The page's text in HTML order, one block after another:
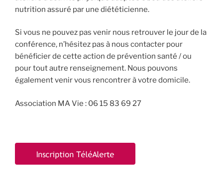
nutrition assuré par une diététicienne.
Si vous ne pouvez pas venir nous retrouver le jour de la
conférence, n’hésitez pas à nous contacter pour
bénéficier de cette action de prévention santé / ou
pour tout autre renseignement. Nous pouvons
également venir vous rencontrer à votre domicile.
Association MA Vie : 06 15 83 69 27